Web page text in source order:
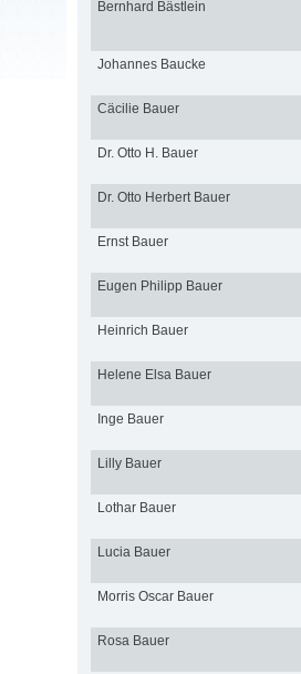
Bernhard Bästlein
Johannes Baucke
Cäcilie Bauer
Dr. Otto H. Bauer
Dr. Otto Herbert Bauer
Ernst Bauer
Eugen Philipp Bauer
Heinrich Bauer
Helene Elsa Bauer
Inge Bauer
Lilly Bauer
Lothar Bauer
Lucia Bauer
Morris Oscar Bauer
Rosa Bauer